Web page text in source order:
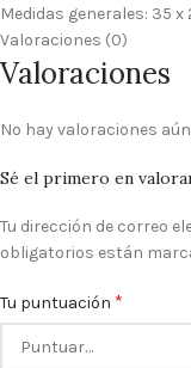
Medidas generales: 35 x
Valoraciones (0)
Valoraciones
No hay valoraciones
Sé el primero en
Tu dirección de correo
obligatorios están
Tu puntuación *